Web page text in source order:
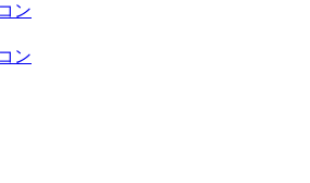
ン
ン